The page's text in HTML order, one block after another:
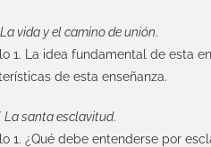
La vida y el camino de unión.
1. La idea fundamental de esta
de esta enseñanza.
La santa esclavitud.
1. ¿Qué debe entenderse por